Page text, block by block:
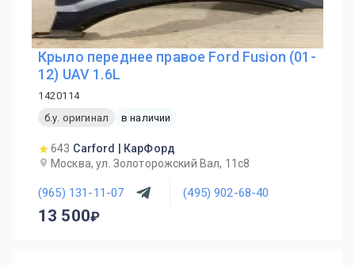
Крыло переднее правое Ford Fusion (01-
12) UAV 1.6L
1420114
б.у. оригинал
в наличии
643 Carford | КарФорд
Москва, ул. Золоторожский Вал, 11с8
(965) 131-11-07 (495) 902-68-40
13 500